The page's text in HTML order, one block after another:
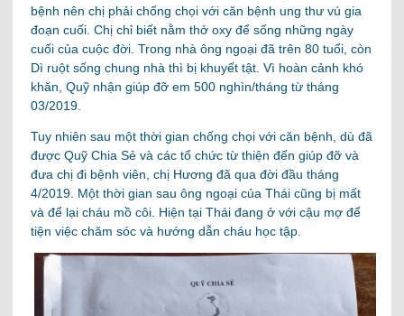
bệnh nên chị phải chống chọi với căn bệnh ung thư vú gia
đoạn cuối. Chị chỉ biết nằm thở oxy để sống những ngày
cuối của cuộc đời. Trong nhà ông ngoại đã trên 80 tuổi, còn
Dì ruột sống chung nhà thì bị khuyết tật. Vì hoàn cảnh khó
khăn, Quỹ nhận giúp đỡ em 500 nghìn/tháng từ tháng
03/2019.
Tuy nhiên sau một thời gian chống chọi với căn bệnh, dù đã
được Quỹ Chia Sẻ và các tổ chức từ thiện đến giúp đỡ và
đưa chị đi bệnh viên, chị Hương đã qua đời đầu tháng
4/2019. Một thời gian sau ông ngoại của Thái cũng bị mất
và để lại cháu mồ côi. Hiện tại Thái đang ở với cậu mợ để
tiện việc chăm sóc và hướng dẫn cháu học tập.